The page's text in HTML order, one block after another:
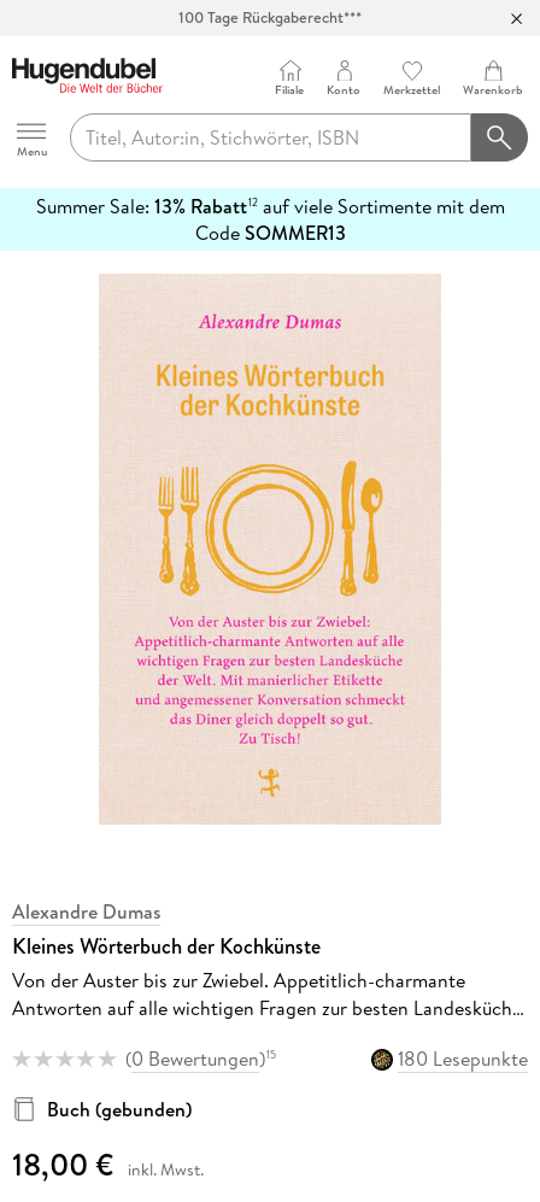
100 Tage Rückgaberecht***
Hugendubel
Menu
Filiale Konto Merkzettel Warenkorb
Summer Sale: 13% Rabatt12auf viele Sortimente mit dem
CodeSOMMER13
erfahren
Alexandre Dumas
Kleines Wörterbuch der Kochkünste
Von der Auster bis zur Zwiebel. Appetitlich-charmante
Antworten auf alle wichtigen Fragen zur besten Landesküche
Konversation schmeckt das Diner gleich doppelt zu gut. Zu
Tisch!
(0 Bewertungen)15
180 Lesepunkte
Buch (gebunden)
18,00 € inkl. Mwst.